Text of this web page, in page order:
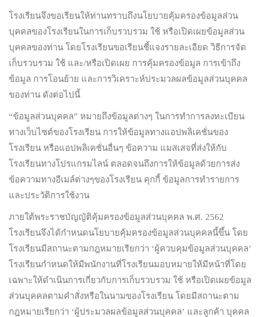
โรงเรียนจึงขอเรียนให้ท่านทราบถึงนโยบายคุ้มครองข้อมูลส่วน
บุคคลของโรงเรียนในการเก็บรวบรวม ใช้ หรือเปิดเผยข้อมูลส่วน
บุคคลของท่าน โดยโรงเรียนขอเรียนชี้แจงรายละเอียด วิธีการจัด
เก็บรวบรวม ใช้ และ/หรือเปิดเผย การคุ้มครองข้อมูล การเข้าถึง
ข้อมูล การโอนย้าย และการวิเคราะห์ประมวลผลข้อมูลส่วนบุคคล
ของท่าน ดังต่อไปนี้
“ข้อมูลส่วนบุคคล” หมายถึงข้อมูลต่างๆ ในการทำการลงทะเบียน
ทางเว็บไซต์ของโรงเรียน การให้ข้อมูลทางแอปพลิเคชั่นของ
โรงเรียน หรือแอปพลิเคชั่นอื่นๆ ข้อความ แมสเสจที่ส่งให้กับ
โรงเรียนทางโปรแกรมไลน์ ตลอดจนถึงการให้ข้อมูลด้วยการส่ง
ข้อความทางอีเมล์ต่างๆของโรงเรียน คุกกี้ ข้อมูลการทำรายการ
และประวัติการใช้งาน
ภายใต้พระราชบัญญัติคุ้มครองข้อมูลส่วนบุคคล พ.ศ. 2562
โรงเรียนจึงได้กำหนดนโยบายคุ้มครองข้อมูลส่วนบุคคลนี้ขึ้น โดย
โรงเรียนมีสถานะตามกฎหมายเรียกว่า ‘ผู้ควบคุมข้อมูลส่วนบุคคล’
โรงเรียนกำหนดให้มีพนักงานที่โรงเรียนมอบหมายให้มีหน้าที่โดย
เฉพาะให้ดำเนินการเกี่ยวกับการเก็บรวบรวม ใช้ หรือเปิดเผยข้อมูล
ส่วนบุคคลตามคำสั่งหรือในนามของโรงเรียน โดยมีสถานะตาม
กฎหมายเรียกว่า ‘ผู้ประมวลผลข้อมูลส่วนบุคคล’ และลูกค้า บุคคล